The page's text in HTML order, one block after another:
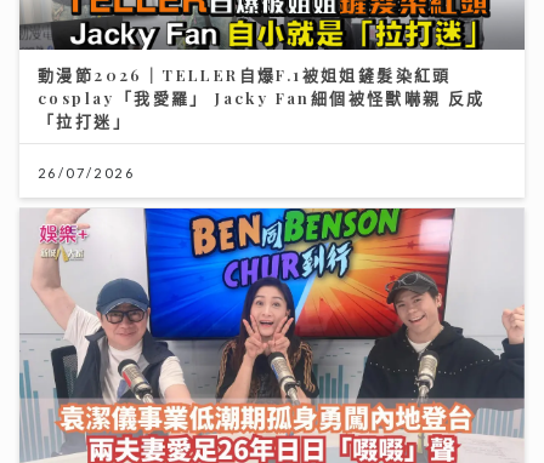
動漫節2026｜TELLER自爆F.1被姐姐鏟髮染紅頭
cosplay「我愛羅」 Jacky Fan細個被怪獸嚇親 反成
「拉打迷」
26/07/2026